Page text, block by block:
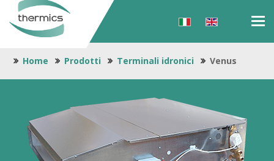
Home Prodotti Terminali idronici Venus